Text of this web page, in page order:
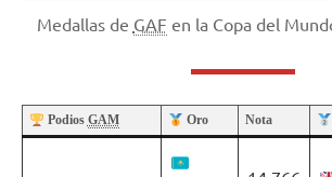
Medallas de GAF en la Copa del
Podios GAM Oro Nota